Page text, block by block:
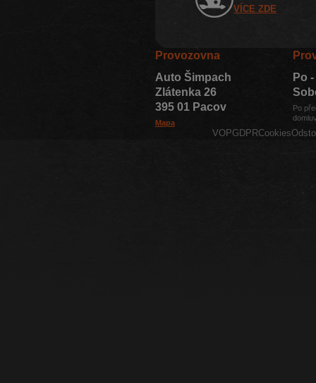
VÍCE ZDE
Provozovna
Auto Šimpach
Zlátenka 26
395 01 Pacov
Mapa
Po
Po
VOPGDPRCookies